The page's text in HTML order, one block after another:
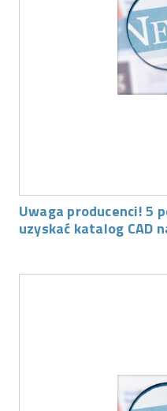
Uwaga producenci! 5
uzyskać katalog CAD